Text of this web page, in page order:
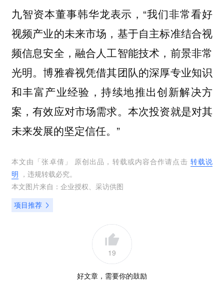
九智资本董事韩华龙表示 ，“我们非常看好
视频产业的未来市场，基于自主标准结合视
频信息安全，融合人工智能技术，前景非常
光明。博雅睿视凭借其团队的深厚专业知识
和丰富产业经验，持续地推出创新解决方
案，有效应对市场需求。本次投资就是对其
未来发展的坚定信任。”
本文由「张卓倩 」 原创出品，转载或内容合作请点击 转载说
明 ，违规转载必究。
本文图片来自： 企业授权
采访供图
项目推荐
19
好文章，需要你的鼓励